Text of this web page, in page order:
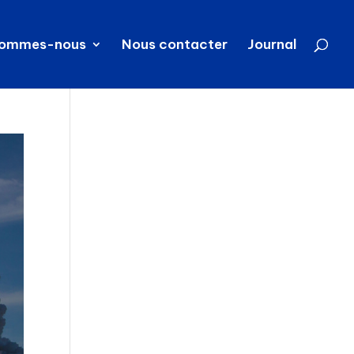
nous Nous contacter Journal